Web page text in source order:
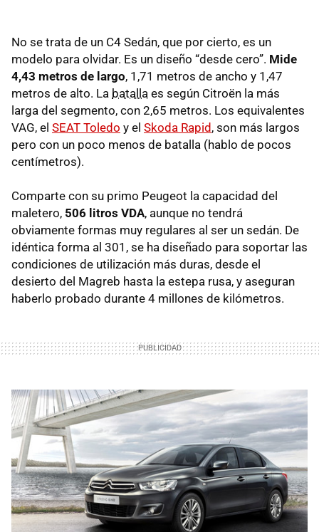
No se trata de un C4 Sedán, que por cierto, es un
modelo para olvidar. Es un diseño “desde cero”. Mide
4,43 metros de largo, 1,71 metros de ancho y 1,47
metros de alto. La batalla es según Citroën la más
larga del segmento, con 2,65 metros. Los equivalentes
VAG, el SEAT Toledo y el Skoda Rapid, son más largos
pero con un poco menos de batalla (hablo de pocos
centímetros).
Comparte con su primo Peugeot la capacidad del
maletero, 506 litros VDA, aunque no tendrá
obviamente formas muy regulares al ser un sedán. De
idéntica forma al 301, se ha diseñado para soportar las
condiciones de utilización más duras, desde el
desierto del Magreb hasta la estepa rusa, y aseguran
haberlo probado durante 4 millones de kilómetros.